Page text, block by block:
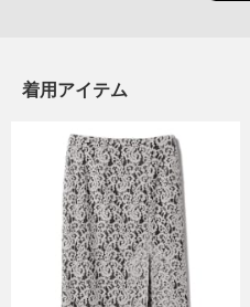
着用アイテム